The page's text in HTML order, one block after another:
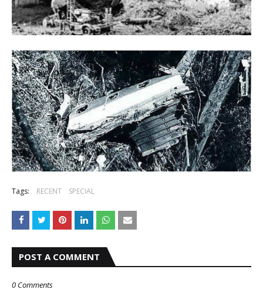
Tags: RECENT SPECIAL
POST A COMMENT
0 Comments